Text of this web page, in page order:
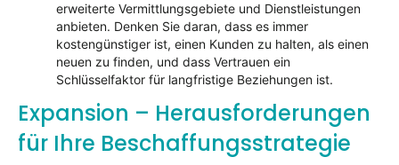
erweiterte Vermittlungsgebiete und Dienstleistungen
anbieten. Denken Sie daran, dass es immer
kostengünstiger ist, einen Kunden zu halten, als einen
neuen zu finden, und dass Vertrauen ein
Schlüsselfaktor für langfristige Beziehungen ist.
Expansion – Herausforderungen
für Ihre Beschaffungsstrategie